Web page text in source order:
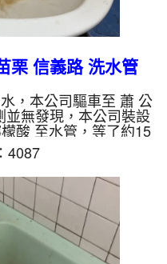
栗 信義路 洗水管
，本公司驅車至 蕭 公
無發現，本公司裝設
酸 至水管，等了約15
旋波 模式，一洗就流
時後，熱水出水量恢復
老化，會產生鐵鏽跟
咖啡色，地下水含有氧
，洗出來的水會跟石油
是因為裡面有銅的物
的水，是因為水龍頭合
有些...
4087